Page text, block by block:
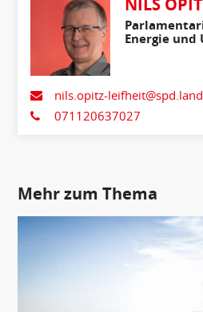
NILS
Energie und
nils.opitz-
071120637027
Mehr zum Thema